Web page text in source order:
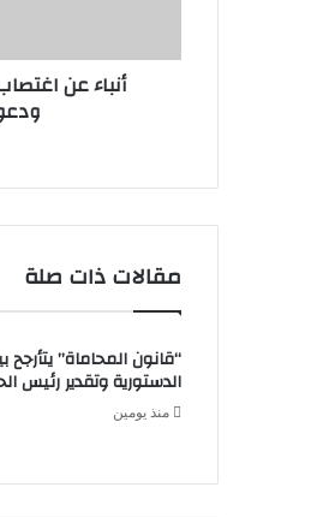
مقالات ذات صلة
“قانون المحاماة”
الدستورية وتقدير رئيس
منذ يومين